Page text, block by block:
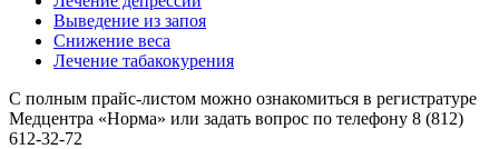
Выведение из запоя
Снижение веса
Лечение табакокурения
С полным прайс-листом можно ознакомиться в регистратуре
Медцентра «Норма» или задать вопрос по телефону 8 (812)
612-32-72